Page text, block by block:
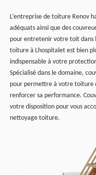
L’entreprise de toiture Renov
adéquats ainsi que des
pour entretenir votre toit dans
toiture à Lhospitalet est bien
indispensable à votre
Spécialisé dans le domaine,
pour permettre à votre toiture
renforcer sa performance.
votre disposition pour vous
nettoyage toiture.